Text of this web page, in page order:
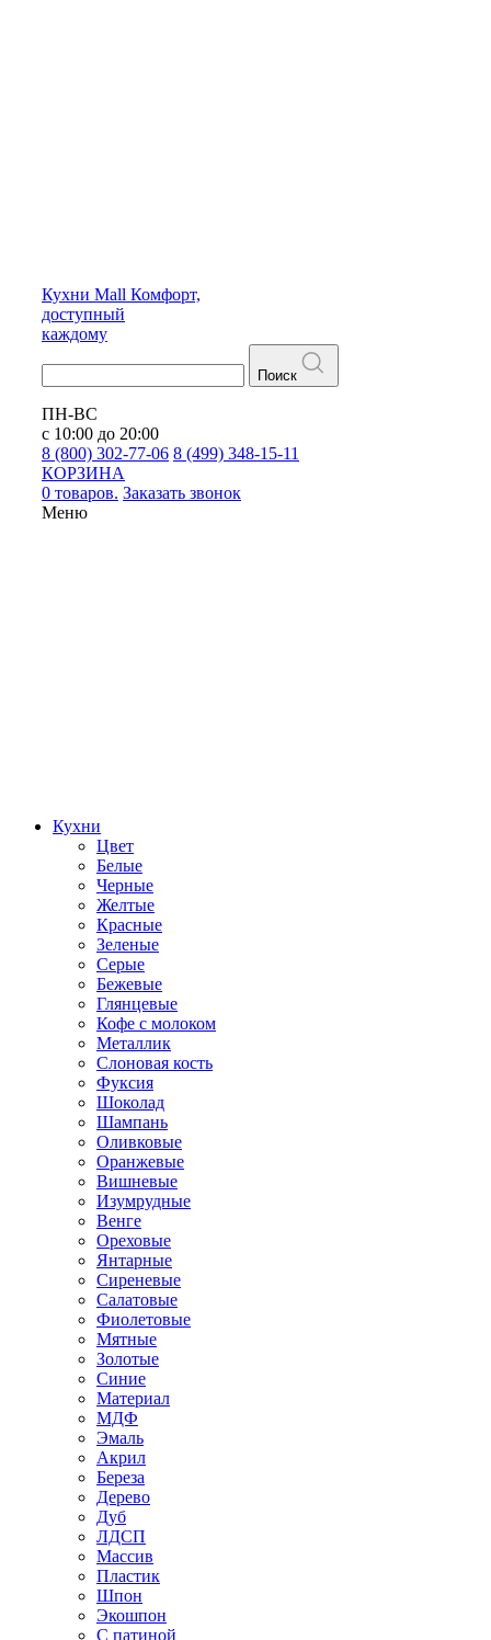
Кухни Mall Комфорт,
доступный
каждому
Поиск
ПН-ВС
с 10:00 до 20:00
8 (800) 302-77-06 8 (499) 348-15-11
КОРЗИНА
0 товаров. Заказать звонок
Меню
Кухни
Цвет
Белые
Черные
Желтые
Красные
Зеленые
Серые
Бежевые
Глянцевые
Кофе с молоком
Металлик
Слоновая кость
Фуксия
Шоколад
Шампань
Оливковые
Оранжевые
Вишневые
Изумрудные
Венге
Ореховые
Янтарные
Сиреневые
Салатовые
Фиолетовые
Мятные
Золотые
Синие
Материал
МДФ
Эмаль
Акрил
Береза
Дерево
Дуб
ЛДСП
Массив
Пластик
Шпон
Экошпон
С патиной